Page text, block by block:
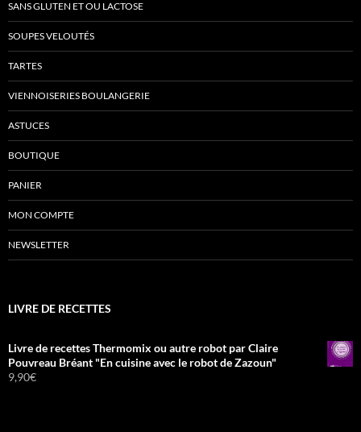
SANS GLUTEN ET OU LACTOSE
SOUPES VELOUTÉS
TARTES
VIENNOISERIES BOULANGERIE
ASTUCES
BOUTIQUE
PANIER
MON COMPTE
NEWSLETTER
LIVRE DE RECETTES
Livre de recettes Thermomix ou autre robot par Claire
Pouvreau Bréant "En cuisine avec le robot de Zazoun"
9,90€